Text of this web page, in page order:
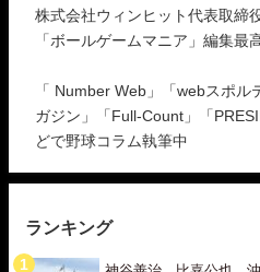
株式会社ウィンヒット代表取締
「ボールゲームマニア」編集最
「 Number Web」「webスポ
ガジン」「Full-Count」「
どで野球コラム執筆中
ランキング